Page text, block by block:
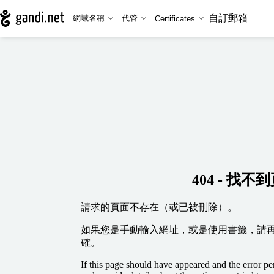
網域名稱 代管 Certificates 自訂郵箱
404 - 找不
請求的頁面不存在（或已被刪除）。
如果您是手動輸入網址，或是使用書籤，請
確。
If this page should have appeared and the error